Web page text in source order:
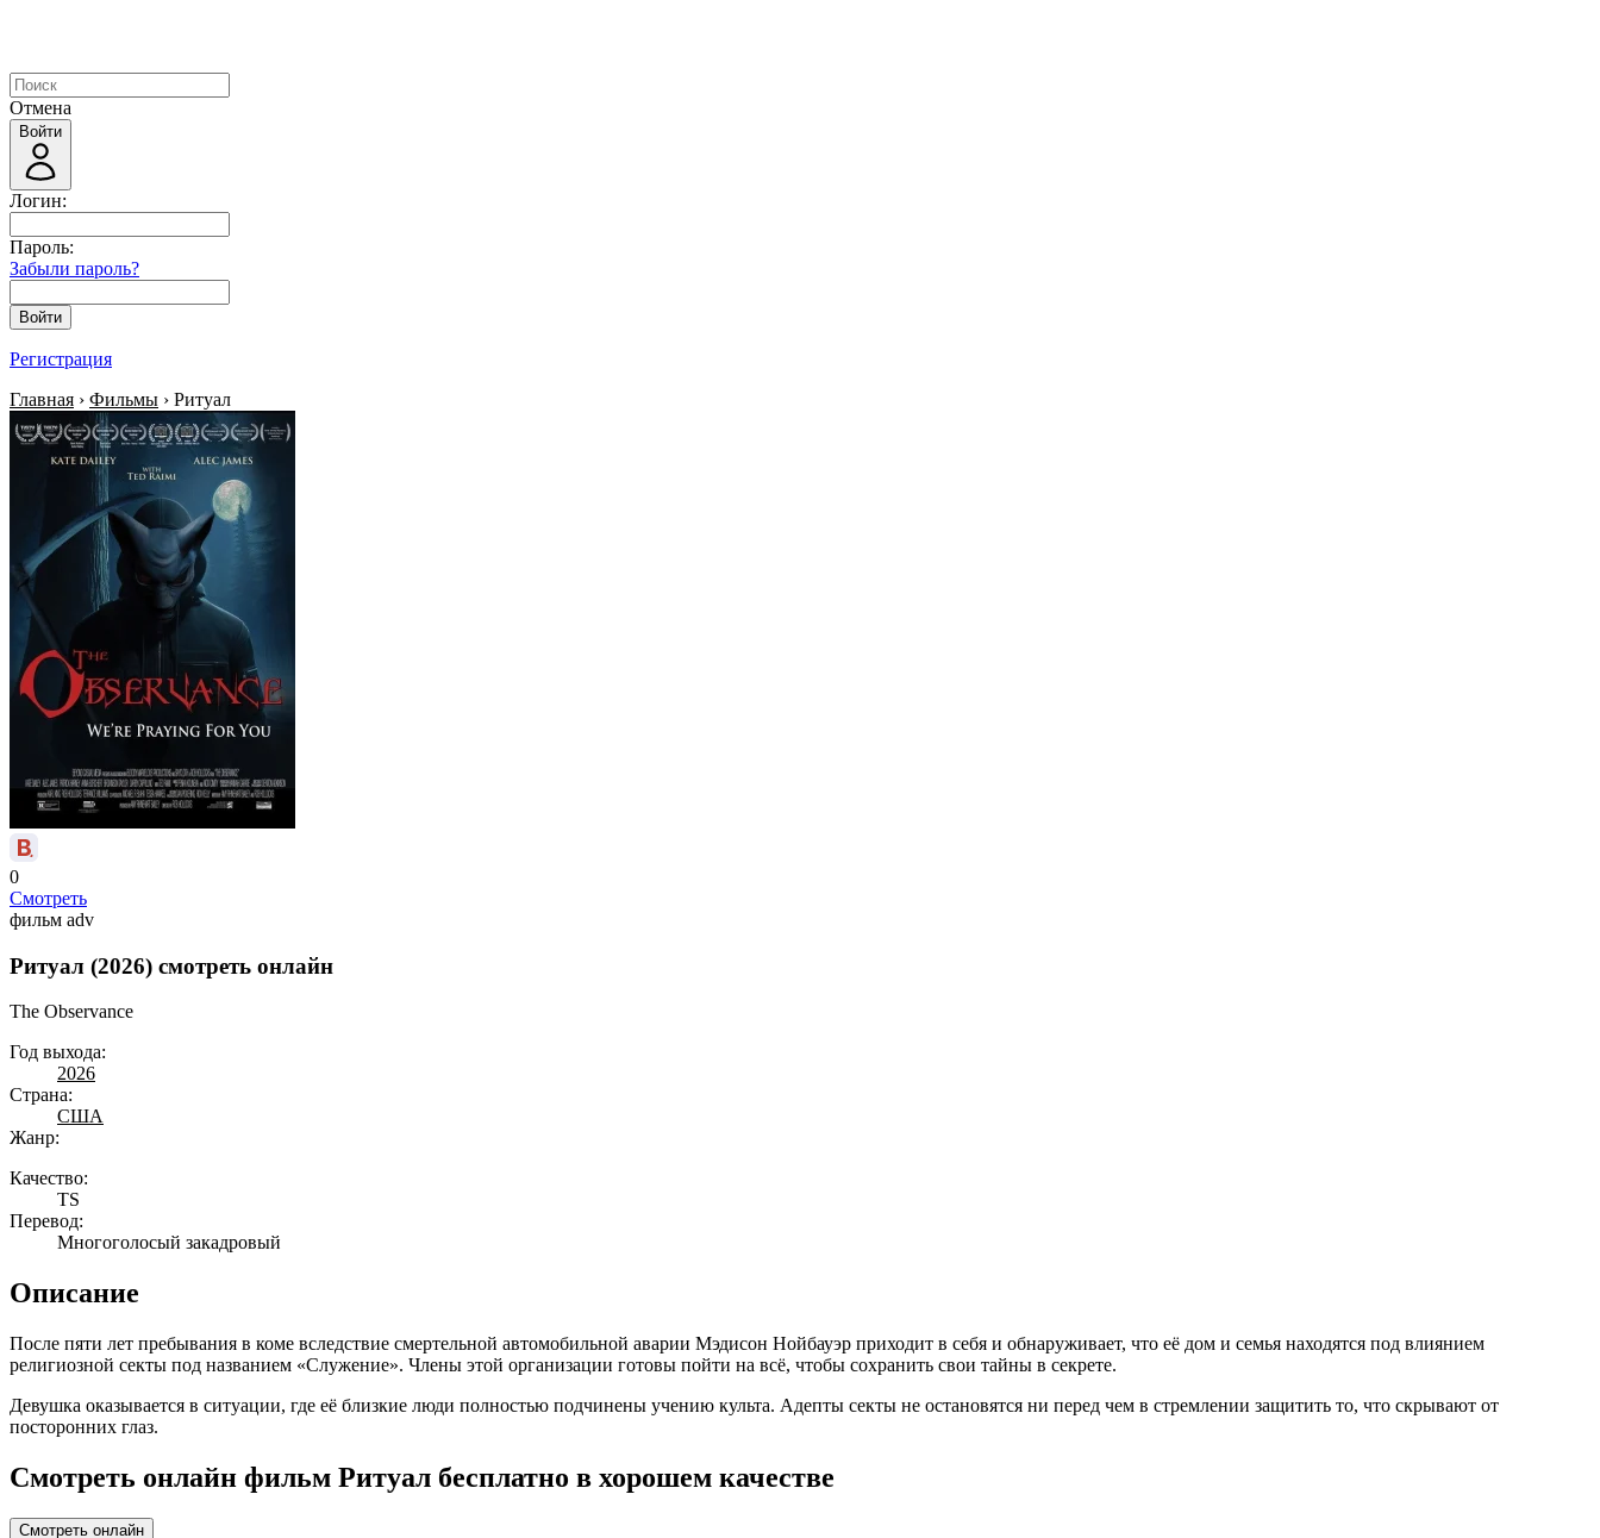
Отмена
Войти
Логин:
Пароль:
Забыли пароль?
Войти
Регистрация
Главная › Фильмы › Ритуал
0
Смотреть
фильм adv
Ритуал (2026) смотреть онлайн
The Observance
Год выхода:
2026
Страна:
США
Жанр:
Качество:
TS
Перевод:
Многоголосый закадровый
Описание
После пяти лет пребывания в коме вследствие смертельной автомобильной аварии Мэдисон Нойбауэр приходит в себя и обнаруживает, что её дом и семья находятся под влиянием
религиозной секты под названием «Служение». Члены этой организации готовы пойти на всё, чтобы сохранить свои тайны в секрете.
Девушка оказывается в ситуации, где её близкие люди полностью подчинены учению культа. Адепты секты не остановятся ни перед чем в стремлении защитить то, что скрывают от
посторонних глаз.
Смотреть онлайн фильм Ритуал бесплатно в хорошем качестве
Смотреть онлайн